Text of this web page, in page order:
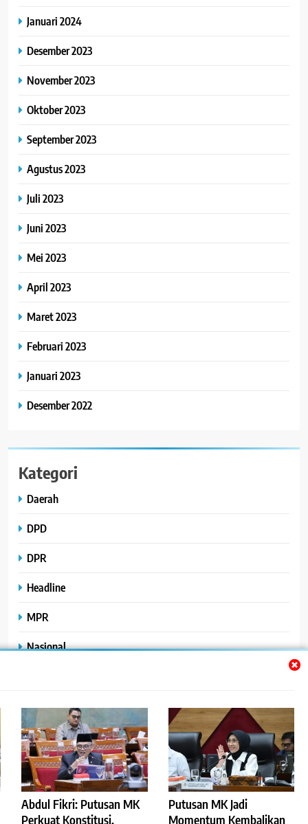
Abdul Fikri: Putusan MK
Perkuat Konstitusi,
Putusan MK Jadi
Momentum Kembalikan
Januari 2024
Desember 2023
November 2023
Oktober 2023
September 2023
Agustus 2023
Juli 2023
Juni 2023
Mei 2023
April 2023
Maret 2023
Februari 2023
Januari 2023
Desember 2022
Kategori
Daerah
DPD
DPR
Headline
MPR
Nasional
Polhukam
Uncategorized
©2023 ReportaseBisnis.